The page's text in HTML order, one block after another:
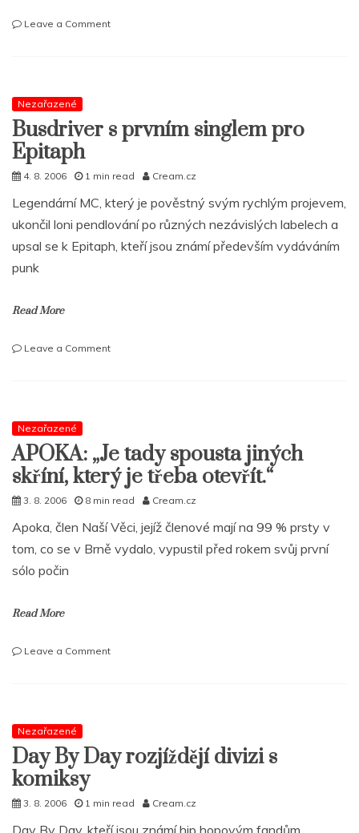
Leave a Commenton
vol.
15.8.
Poslechni
Nezařazené
Busdriver s prvním singlem pro
Epitaph
4. 8. 2006 1 min read Cream.cz
Legendární MC, který je pověstný svým rychlým projevem,
ukončil loni pendlování po různých nezávislých labelech a
upsal se k Epitaph, kteří jsou známí především vydáváním
punk
Read More
Leave a Commenton
Nezařazené
APOKA: „Je tady spousta jiných
skříní, který je třeba otevřít.“
3. 8. 2006 8 min read Cream.cz
Apoka, člen Naší Věci, jejíž členové mají na 99 % prsty v
tom, co se v Brně vydalo, vypustil před rokem svůj první
sólo počin
Read More
Leave a Commenton
který
otevřít.“
Nezařazené
Day By Day rozjíždějí divizi s
komiksy
3. 8. 2006 1 min read Cream.cz
Day By Day, kteří jsou známí hip hopovým fandům